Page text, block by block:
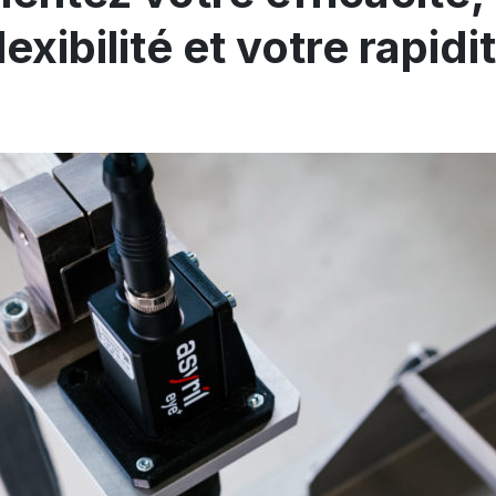
et votre